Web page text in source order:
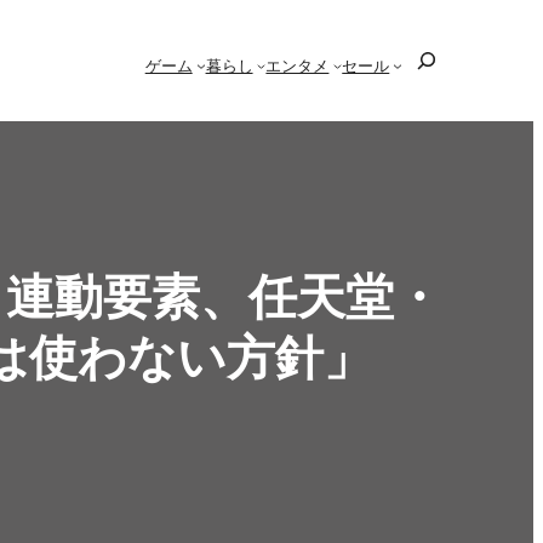
ゲーム 暮らし エンタメ セール
動要素、任天堂・
わない方針」